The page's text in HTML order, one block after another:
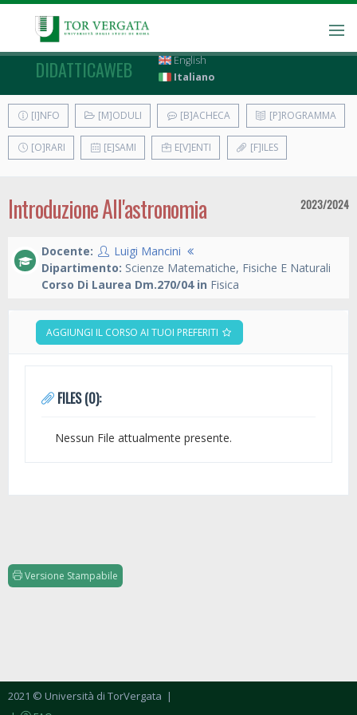
DIDATTICAWEB
English
Italiano
[I]NFO [M]ODULI [B]ACHECA [P]ROGRAMMA
[O]RARI [E]SAMI E[V]ENTI [F]ILES
Introduzione All'astronomia 2023/2024
Docente:
Luigi Mancini
Dipartimento: Scienze Matematiche, Fisiche E Naturali
Corso Di Laurea Dm.270/04 in Fisica
AGGIUNGI IL CORSO AI TUOI PREFERITI
FILES (0):
Nessun File attualmente presente.
Versione Stampabile
2021 © Università di TorVergata |